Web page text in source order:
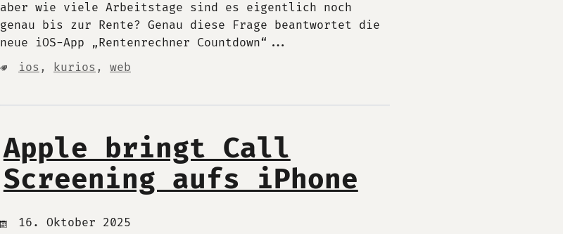
aber wie viele Arbeitstage sind es eigentlich noch
genau bis zur Rente? Genau diese Frage beantwortet die
neue iOS-App „Rentenrechner Countdown“...
ios , kurios , web
Apple bringt Call
Screening aufs iPhone
16. Oktober 2025